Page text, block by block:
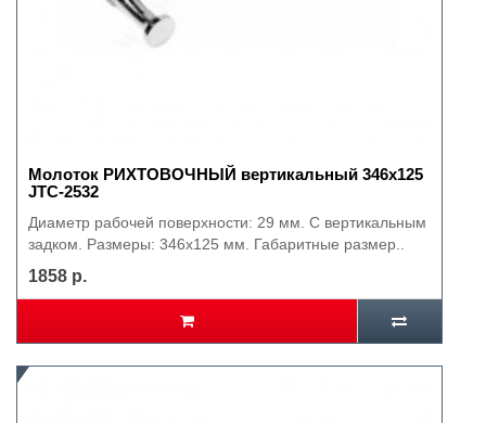
Молоток РИХТОВОЧНЫЙ вертикальный 346х125
JTC-2532
Диаметр рабочей поверхности: 29 мм. С вертикальным
задком. Размеры: 346х125 мм. Габаритные размер..
1858 р.